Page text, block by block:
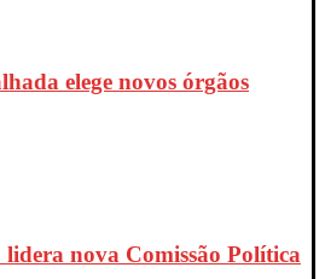
elege novos órgãos
nova Comissão Política